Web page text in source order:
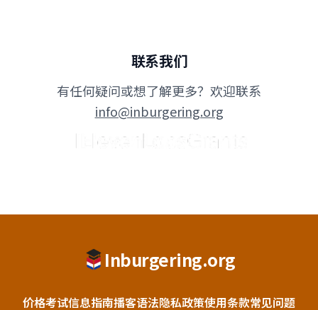
联系我们
有任何疑问或想了解更多？欢迎联系
info@inburgering.org
Inburgering.org
价格考试信息指南播客语法隐私政策使用条款常见问题